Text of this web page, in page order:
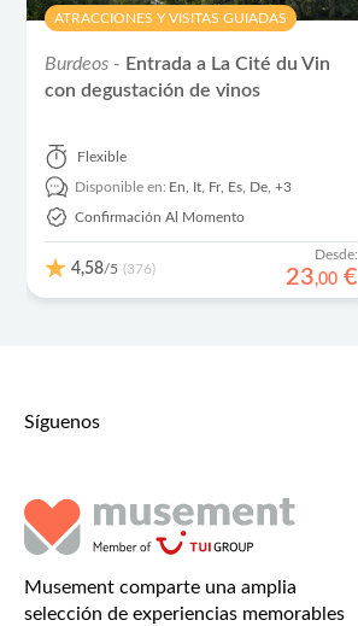
ATRACCIONES Y VISITAS GUIADAS
Burdeos - Entrada a La Cité du Vin
con degustación de vinos
Flexible
Disponible en: En, It, Fr, Es, De,+3
Confirmación Al Momento
4,58/5 (376)
Desde:
23,00 €
Síguenos
Musement comparte una amplia
selección de experiencias memorables